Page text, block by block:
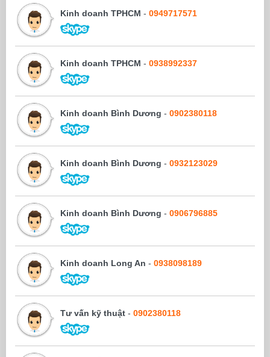
Kinh doanh TPHCM - 0949717571
Kinh doanh TPHCM - 0938992337
Kinh doanh Bình Dương - 0902380118
Kinh doanh Bình Dương - 0932123029
Kinh doanh Bình Dương - 0906796885
Kinh doanh Long An - 0938098189
Tư vấn kỹ thuật - 0902380118